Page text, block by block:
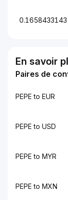
En savoir
Paires de
PEPE to EUR
PEPE to USD
PEPE to MYR
PEPE to MXN